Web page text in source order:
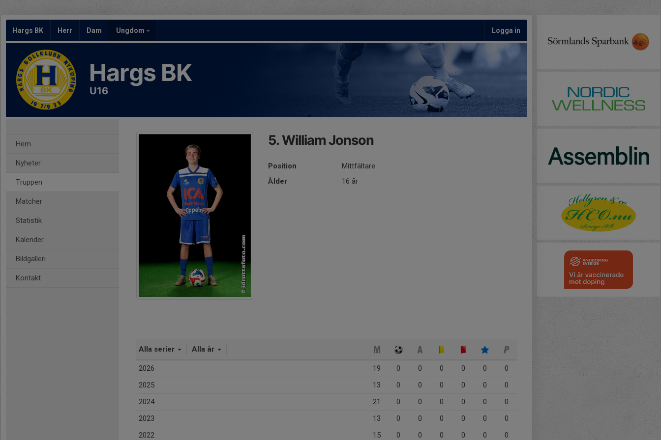
Hargs BK Herr Dam Ungdom Logga in
Hargs BK
U16
Hem
Nyheter
Truppen
Matcher
Statistik
Kalender
Bildgalleri
Kontakt
5. William Jonson
Position
Mittfältare
Ålder
16 år
Alla serier Alla år
2026 19 0 0 0 0 0
0
2025
13 0 0 0 0 0
0
2024
21 0 0 0 0 0
0
2023
13 0 0 0 0 0
0
2022
15 0 0 0 0 0 0